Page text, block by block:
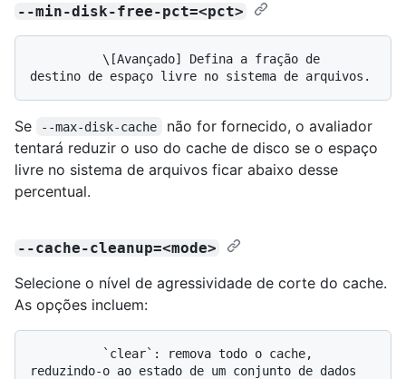
--min-disk-free-pct=<pct>
Se --max-disk-cache
não for fornecido, o avaliador
tentará reduzir o uso do cache de disco se o espaço
livre no sistema de arquivos ficar abaixo desse
percentual.
--cache-cleanup=<mode>
Selecione o nível de agressividade de corte do cache.
As opções incluem:
reduzindo-o ao estado de um conjunto de dados